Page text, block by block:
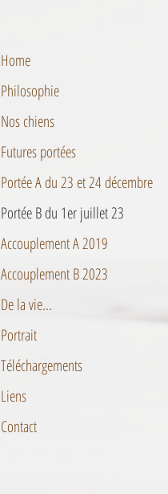
Home
Philosophie
Nos chiens
Futures portées
Portée A du 23 et 24 décembre
Portée B du 1er juillet 23
Accouplement A 2019
Accouplement B 2023
De la vie...
Portrait
Téléchargements
Liens
Contact